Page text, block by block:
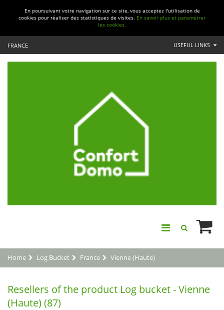
En poursuivant votre navigation sur ce site, vous acceptez l'utilisation de
cookies pour réaliser des statistiques de visites. En savoir plus et paramétrer
les cookies.
FRANCE USEFUL LINKS
Home Log Bucket France Vienne (Haute)
Resellers of the product Log bucket - Vienne
(Haute) (87)